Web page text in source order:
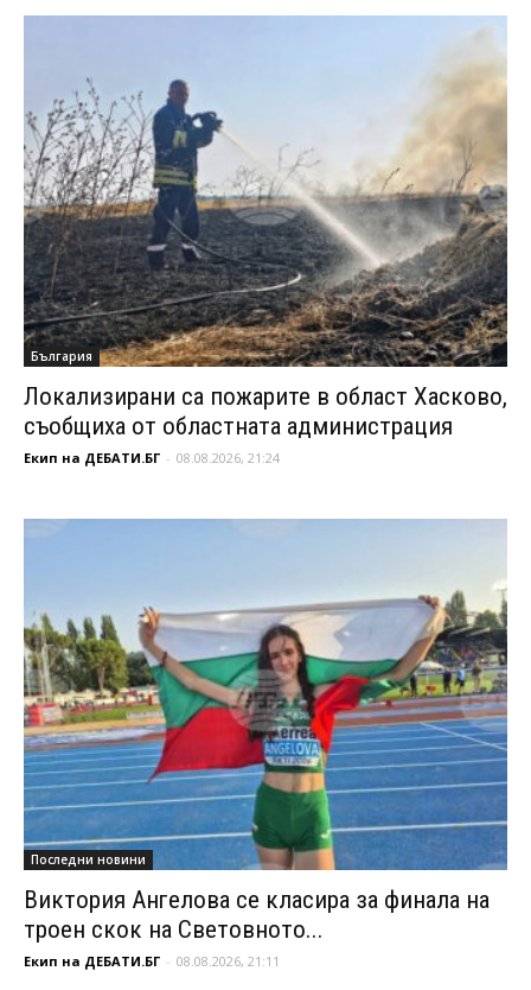
България
Локализирани са пожарите в област Хасково,
съобщиха от областната администрация
Екип на ДЕБАТИ.БГ - 08.08.2026, 21:24
Последни новини
Виктория Ангелова се класира за финала на
троен скок на Световното...
Екип на ДЕБАТИ.БГ - 08.08.2026, 21:11